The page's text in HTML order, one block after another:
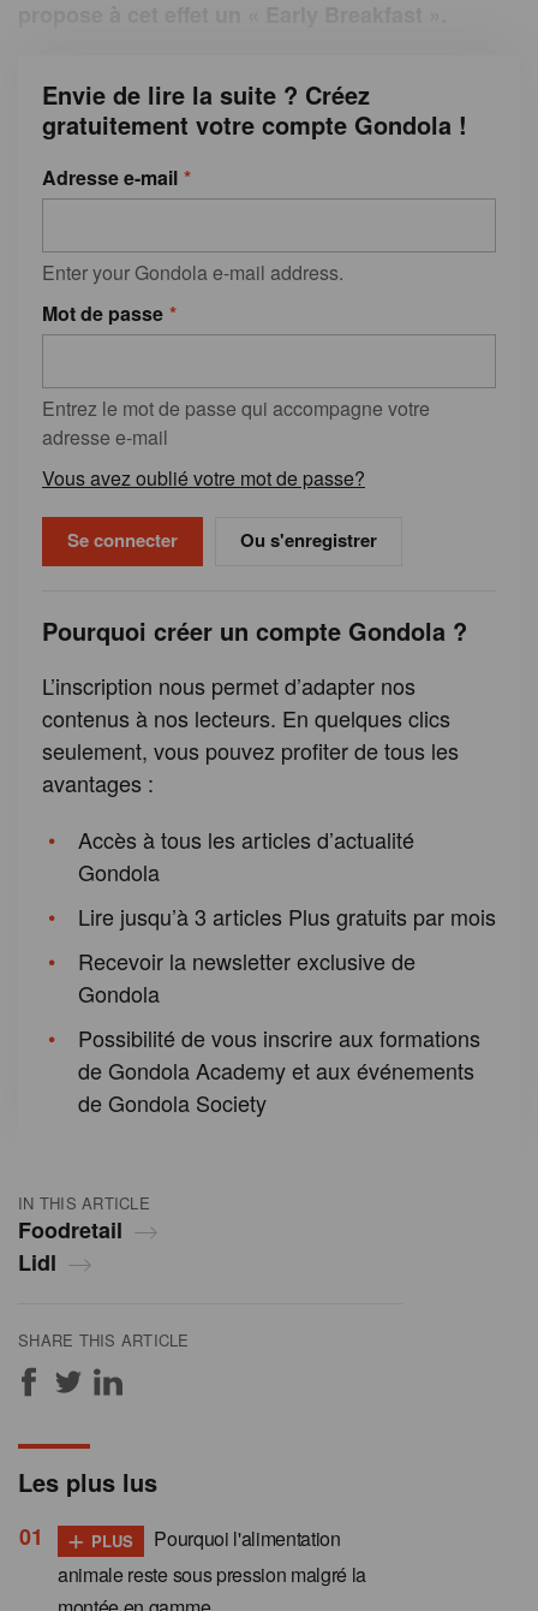
IN THIS ARTICLE
Foodretail
Lidl
SHARE THIS ARTICLE
Envie de lire la suite ? Créez
gratuitement votre compte Gondola !
Adresse e-mail
Enter your Gondola e-mail address.
Mot de passe
Entrez le mot de passe qui accompagne votre
adresse e-mail
Vous avez oublié votre mot de passe?
Ou s'enregistrer
Pourquoi créer un compte Gondola ?
L’inscription nous permet d’adapter nos
contenus à nos lecteurs. En quelques clics
seulement, vous pouvez profiter de tous les
avantages :
Accès à tous les articles d’actualité
Gondola
Lire jusqu’à 3 articles Plus gratuits par mois
Recevoir la newsletter exclusive de
Gondola
Possibilité de vous inscrire aux formations
de Gondola Academy et aux événements
de Gondola Society
Les plus lus
+ PLUS
Pourquoi l'alimentation
animale reste sous pression malgré la